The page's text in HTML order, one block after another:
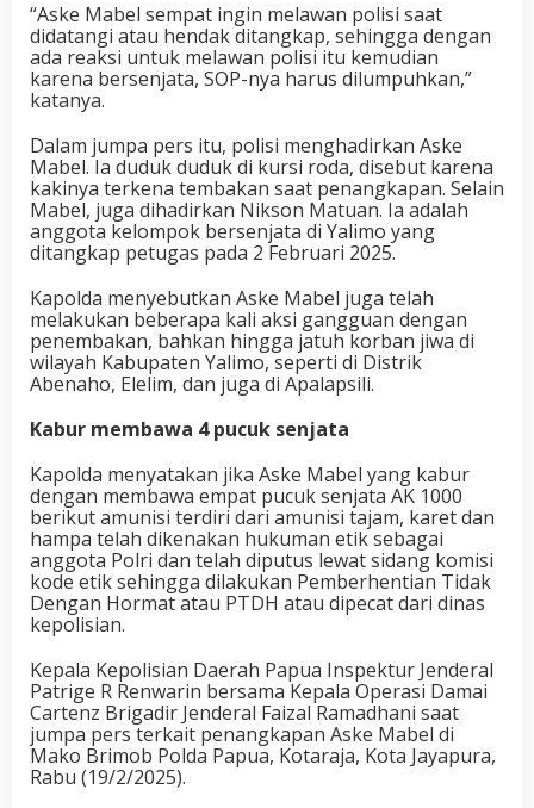
“Aske Mabel sempat ingin melawan polisi saat
didatangi atau hendak ditangkap, sehingga dengan
ada reaksi untuk melawan polisi itu kemudian
karena bersenjata, SOP-nya harus dilumpuhkan,”
katanya.
Dalam jumpa pers itu, polisi menghadirkan Aske
Mabel. Ia duduk duduk di kursi roda, disebut karena
kakinya terkena tembakan saat penangkapan. Selain
Mabel, juga dihadirkan Nikson Matuan. Ia adalah
anggota kelompok bersenjata di Yalimo yang
ditangkap petugas pada 2 Februari 2025.
Kapolda menyebutkan Aske Mabel juga telah
melakukan beberapa kali aksi gangguan dengan
penembakan, bahkan hingga jatuh korban jiwa di
wilayah Kabupaten Yalimo, seperti di Distrik
Abenaho, Elelim, dan juga di Apalapsili.
Kabur membawa 4 pucuk senjata
Kapolda menyatakan jika Aske Mabel yang kabur
dengan membawa empat pucuk senjata AK 1000
berikut amunisi terdiri dari amunisi tajam, karet dan
hampa telah dikenakan hukuman etik sebagai
anggota Polri dan telah diputus lewat sidang komisi
kode etik sehingga dilakukan Pemberhentian Tidak
Dengan Hormat atau PTDH atau dipecat dari dinas
kepolisian.
Kepala Kepolisian Daerah Papua Inspektur Jenderal
Patrige R Renwarin bersama Kepala Operasi Damai
Cartenz Brigadir Jenderal Faizal Ramadhani saat
jumpa pers terkait penangkapan Aske Mabel di
Mako Brimob Polda Papua, Kotaraja, Kota Jayapura,
Rabu (19/2/2025).